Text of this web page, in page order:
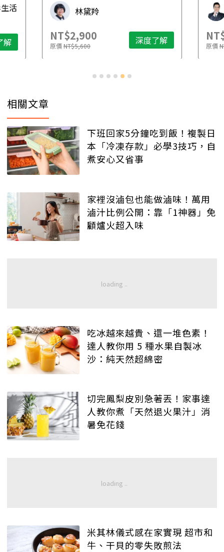
活
解
林黛羚
NT$2,900
原價NT$5,600 深度了解 原價
相關文章
下班回家5分鐘吃到飯！複製日
本「冷凍存款」必學3技巧，自
煮安心又省事
家裡沒滷包也能做滷味！萬用
滷汁比例公開：靠「1神器」免
顧爐火超入味
吃冰越來越貴、還一堆色素！
達人教你用 5 種水果自製冰
沙：純天然超綿密
切完鳳梨皮別急著丟！家事達
人教你煮「天然退火果汁」消
暑免花錢
米其林儀式感在家實現 超市和
牛、干貝的零失敗煎法